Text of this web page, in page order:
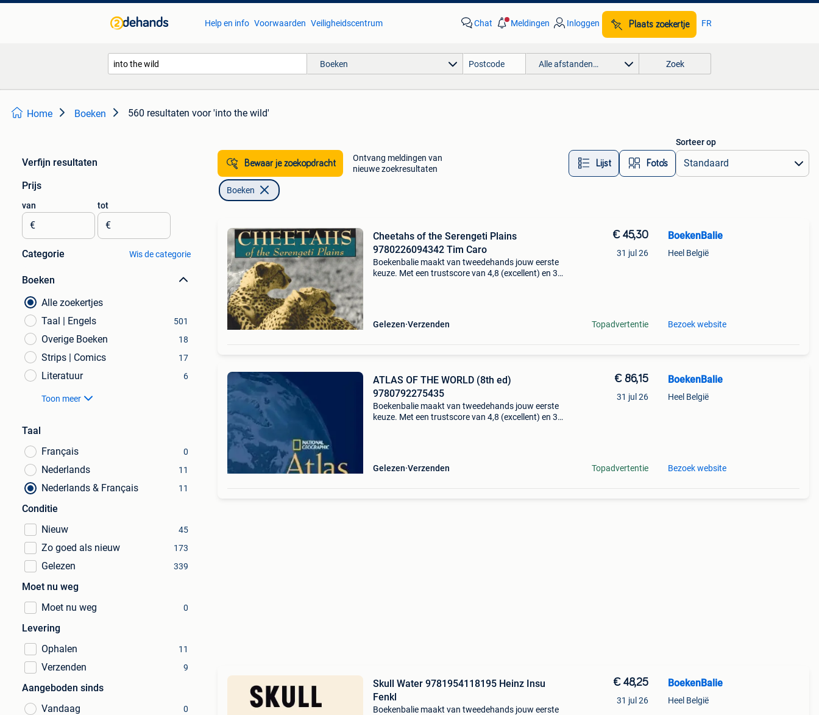
Help en info Voorwaarden Veiligheidscentrum Chat Meldingen Inloggen Plaats zoekertje FR
Boeken Alle afstanden… Zoek
Home Boeken 560 resultaten voor 'into the wild'
Verfijn resultaten
Prijs
van
€
tot
€
Categorie Wis de categorie
Boeken
Alle zoekertjes
Taal | Engels
501
Overige Boeken 18
Strips | Comics 17
Literatuur 6
Toon meer
Taal
Français
0
Nederlands 11
Nederlands & Français 11
Conditie
Nieuw
45
Zo goed als nieuw 173
Gelezen 339
Moet nu weg
Moet nu weg
0
Levering
Ophalen
11
Verzenden 9
Aangeboden sinds
Vandaag
0
Bewaar je zoekopdracht
Ontvang meldingen van
nieuwe zoekresultaten
Lijst Foto’s
Sorteer op
Boeken
Cheetahs of the Serengeti Plains
9780226094342 Tim Caro
Boekenbalie maakt van tweedehands jouw eerste
keuze. Met een trustscore van 4,8 (excellent) en 30
Gelezen Verzenden
€ 45,30
31 jul 26
Topadvertentie
BoekenBalie
Heel België
Bezoek website
ATLAS OF THE WORLD (8th ed)
9780792275435
Boekenbalie maakt van tweedehands jouw eerste
keuze. Met een trustscore van 4,8 (excellent) en 30
Gelezen Verzenden
€ 86,15
31 jul 26
Topadvertentie
BoekenBalie
Heel België
Bezoek website
Skull Water 9781954118195 Heinz Insu
Fenkl
Boekenbalie maakt van tweedehands jouw eerste
€ 48,25
31 jul 26
BoekenBalie
Heel België